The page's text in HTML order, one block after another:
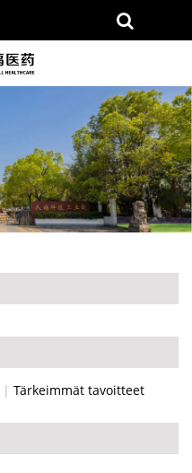
| Tärkeimmät tavoitteet